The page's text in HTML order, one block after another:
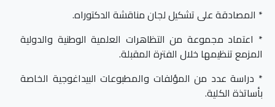
* المصادقة على تشكيل لجان مناقشة الدكتوراه.
* اعتماد مجموعة من التظاهرات العلمية الوطنية والدولية
المزمع تنظيمها خلال الفترة المقبلة.
* دراسة عدد من المؤلفات والمطبوعات البيداغوجية الخاصة
بأساتذة الكلية.